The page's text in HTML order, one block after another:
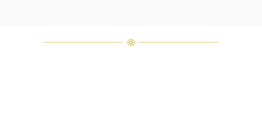
石皆與眾不同而採用獨特鑲嵌方式，